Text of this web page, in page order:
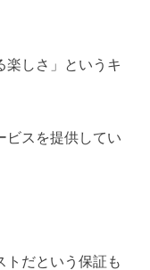
楽しさ」というキ
ビスを提供してい
トだという保証も